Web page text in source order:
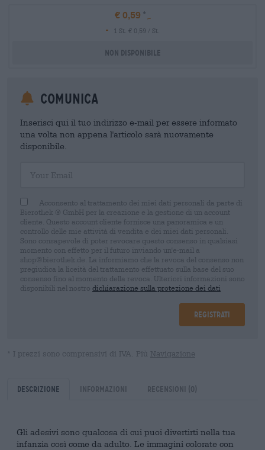
€ 0,59
-
1 St. € 0,59 / St.
Non disponibile
Comunica
Inserisci qui il tuo indirizzo e-mail per essere informato
una volta non appena l'articolo sarà nuovamente
disponibile.
Acconsento al trattamento dei miei dati personali da parte di
Bierothek ® GmbH per la creazione e la gestione di un account
cliente. Questo account cliente fornisce una panoramica e un
controllo delle mie attività di vendita e dei miei dati personali.
Sono consapevole di poter revocare questo consenso in qualsiasi
momento con effetto per il futuro inviando un'e-mail a
shop@bierothek.de. La informiamo che la revoca del consenso non
pregiudica la liceità del trattamento effettuato sulla base del suo
consenso fino al momento della revoca. Ulteriori informazioni sono
disponibili nel nostro dichiarazione sulla protezione dei dati
Registrati
* I prezzi sono comprensivi di IVA. Più Navigazione
Descrizione Informazioni Recensioni (0)
Gli adesivi sono qualcosa di cui puoi divertirti nella tua
infanzia così come da adulto. Le immagini colorate con